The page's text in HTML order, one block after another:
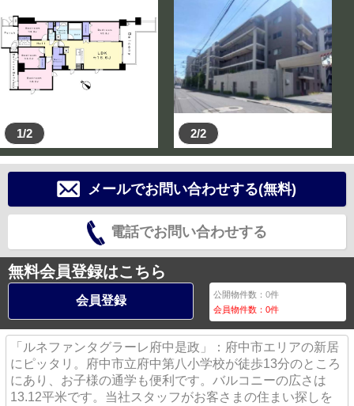
1/2 2/2
メールでお問い合わせする(無料)
電話でお問い合わせする
無料会員登録はこちら
会員登録 公開物件数：0件
会員物件数：0件
「ルネファンタグラーレ府中是政」：府中市エリアの新居
にピッタリ。府中市立府中第八小学校が徒歩13分のところ
にあり、お子様の通学も便利です。バルコニーの広さは
13.12平米です。当社スタッフがお客さまの住まい探しを